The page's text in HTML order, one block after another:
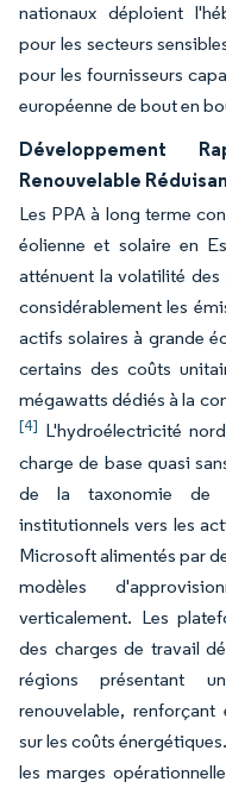
nationaux déploient
pour les secteurs
pour les fournisseurs
européenne de bout en
Développement
Renouvelable
Les PPA à long terme
éolienne et solaire en
atténuent la volatilité
considérablement les
actifs solaires à grande
certains des coûts
mégawatts dédiés à la
[4] L'hydroélectricité
charge de base quasi
de la taxonomie de
institutionnels vers les
Microsoft alimentés par
modèles
verticalement. Les
des charges de travail
régions présentant
renouvelable,
sur les coûts
les marges